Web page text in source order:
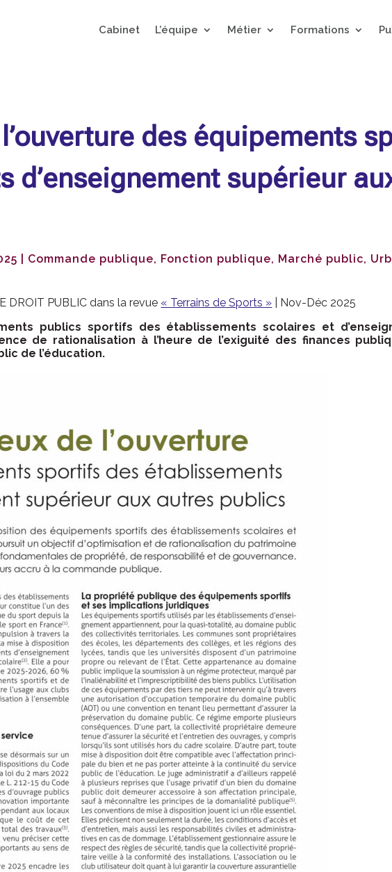
Cabinet L’équipe Métier Formations
des équipements
d’enseignement supérieur
Commande publique, Fonction publique, Marché public,
DROIT PUBLIC dans la revue « Terrains de Sports » | Nov-Déc 2025
publics sportifs des établissements scolaires et
de rationalisation à l’heure de l’exiguité des finances
de l’éducation.